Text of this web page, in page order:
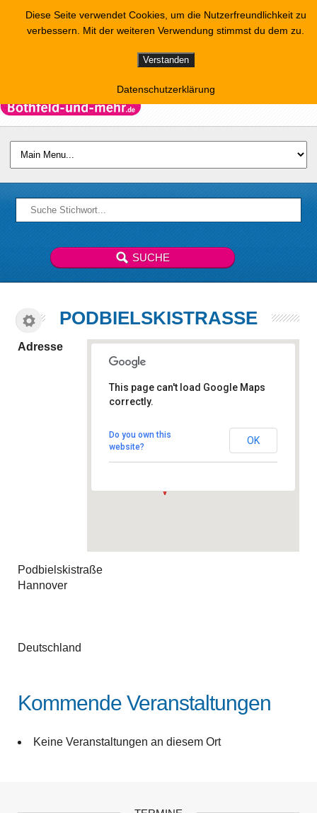
PODBIELSKISTRASSE
Podbielskistraße - Hannover
Veranstaltungen
This page can't load Google Maps
correctly.
Do you own this
website?
OK
Adresse
Podbielskistraße
Hannover
Deutschland
Kommende Veranstaltungen
Keine Veranstaltungen an diesem Ort
Diese Seite verwendet Cookies, um die Nutzerfreundlichkeit zu
verbessern. Mit der weiteren Verwendung stimmst du dem zu.
Verstanden
Datenschutzerklärung